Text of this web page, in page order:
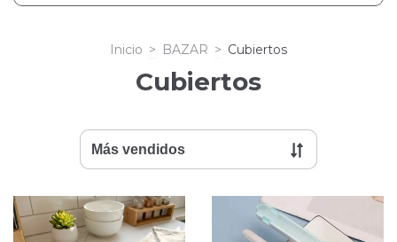
Inicio > BAZAR > Cubiertos
Cubiertos